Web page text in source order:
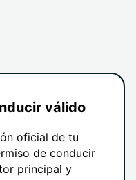
válido
oficial de tu
de conducir
principal y